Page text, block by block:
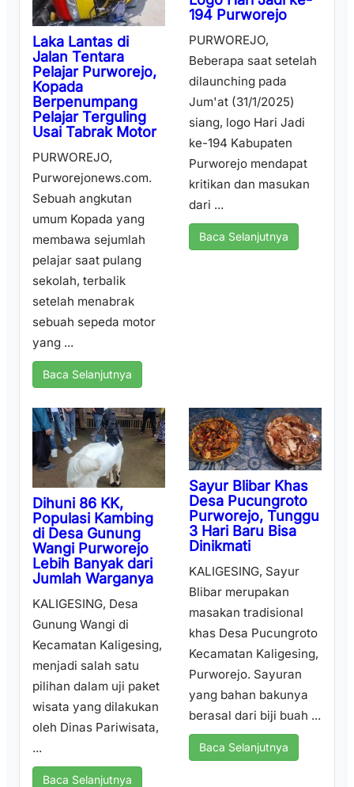
Laka Lantas di
Jalan Tentara
Pelajar Purworejo,
Kopada
Berpenumpang
Pelajar Terguling
Usai Tabrak Motor
PURWOREJO,
Purworejonews.com.
Sebuah angkutan
umum Kopada yang
membawa sejumlah
pelajar saat pulang
sekolah, terbalik
setelah menabrak
sebuah sepeda motor
yang ...
Baca Selanjutnya
194 Purworejo
PURWOREJO,
Beberapa saat setelah
dilaunching pada
Jum'at (31/1/2025)
siang, logo Hari Jadi
ke-194 Kabupaten
Purworejo mendapat
kritikan dan masukan
dari ...
Baca Selanjutnya
Dihuni 86 KK,
Populasi Kambing
di Desa Gunung
Wangi Purworejo
Lebih Banyak dari
Jumlah Warganya
KALIGESING, Desa
Gunung Wangi di
Kecamatan Kaligesing,
menjadi salah satu
pilihan dalam uji paket
wisata yang dilakukan
oleh Dinas Pariwisata,
...
Baca Selanjutnya
Sayur Blibar Khas
Desa Pucungroto
Purworejo, Tunggu
3 Hari Baru Bisa
Dinikmati
KALIGESING, Sayur
Blibar merupakan
masakan tradisional
khas Desa Pucungroto
Kecamatan Kaligesing,
Purworejo. Sayuran
yang bahan bakunya
berasal dari biji buah ...
Baca Selanjutnya